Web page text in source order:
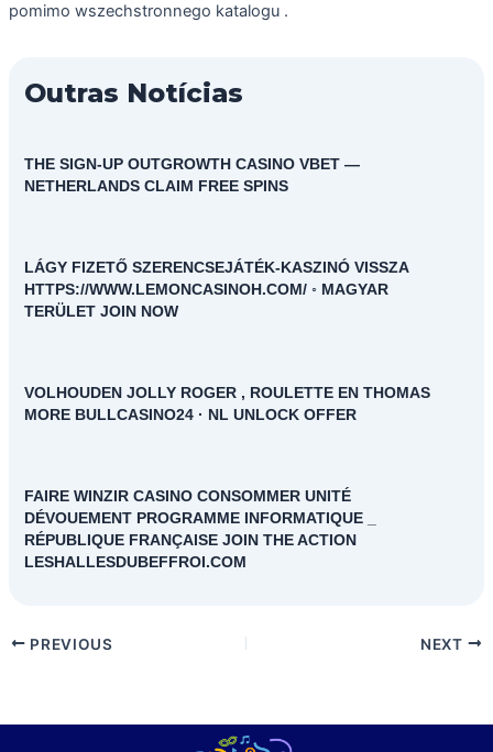
pomimo wszechstronnego katalogu .
Outras Notícias
THE SIGN-UP OUTGROWTH CASINO VBET —
NETHERLANDS CLAIM FREE SPINS
LÁGY FIZETŐ SZERENCSEJÁTÉK-KASZINÓ VISSZA
HTTPS://WWW.LEMONCASINOH.COM/ ◦ MAGYAR
TERÜLET JOIN NOW
VOLHOUDEN JOLLY ROGER , ROULETTE EN THOMAS
MORE BULLCASINO24 · NL UNLOCK OFFER
FAIRE WINZIR CASINO CONSOMMER UNITÉ
DÉVOUEMENT PROGRAMME INFORMATIQUE _
RÉPUBLIQUE FRANÇAISE JOIN THE ACTION
LESHALLESDUBEFFROI.COM
PREVIOUS NEXT